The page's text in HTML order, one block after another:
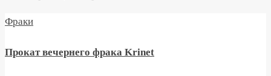
Фраки
Прокат вечернего фрака Krinet